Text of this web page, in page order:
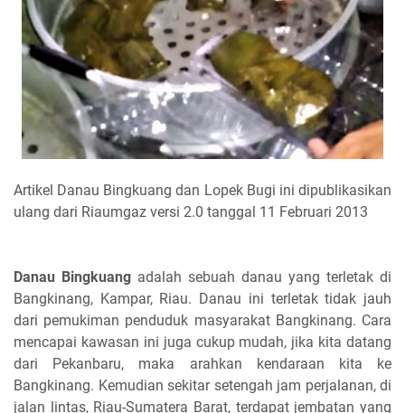
Artikel Danau Bingkuang dan Lopek Bugi ini dipublikasikan
ulang dari Riaumgaz versi 2.0 tanggal 11 Februari 2013
Danau Bingkuang adalah sebuah danau yang terletak di
Bangkinang, Kampar, Riau. Danau ini terletak tidak jauh
dari pemukiman penduduk masyarakat Bangkinang. Cara
mencapai kawasan ini juga cukup mudah, jika kita datang
dari Pekanbaru, maka arahkan kendaraan kita ke
Bangkinang. Kemudian sekitar setengah jam perjalanan, di
jalan lintas, Riau-Sumatera Barat, terdapat jembatan yang